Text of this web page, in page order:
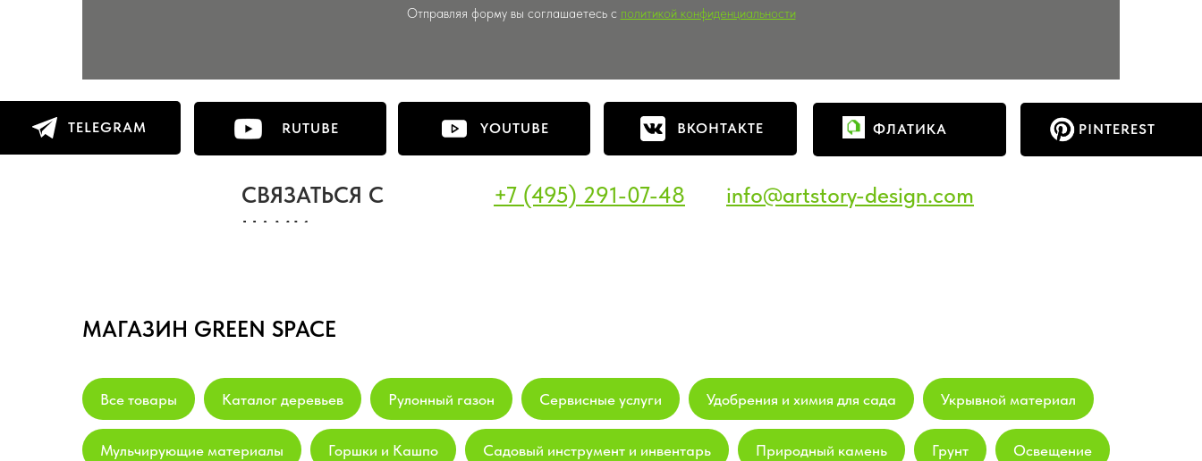
Отправляя форму вы соглашаетесь с политикой конфиденциальности
TELEGRAM PINTEREST
ФЛАТИКА
YOUTUBE ВКОНТАКТЕ
СВЯЗАТЬСЯ С
НАМИ:
+7 (495) 291-07-48 info@artstory-design.com
RUTUBE
МАГАЗИН GREEN SPACE
Все товары Каталог деревьев Рулонный газон Сервисные услуги Удобрения и химия для сада Укрывной материал
Мульчирующие материалы Горшки и Кашпо Садовый инструмент и инвентарь Природный камень Грунт Освещение